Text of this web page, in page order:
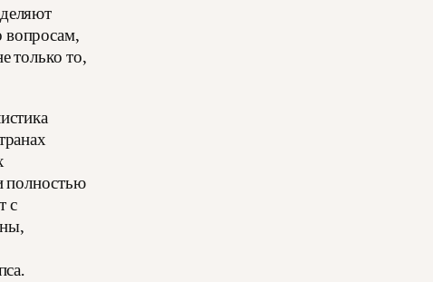
вопросам,
только то,
полностью
с